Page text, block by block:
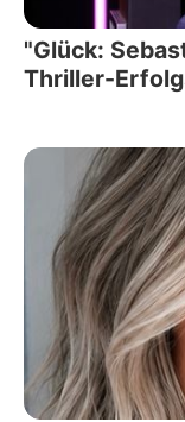
"Glück:
Thriller-